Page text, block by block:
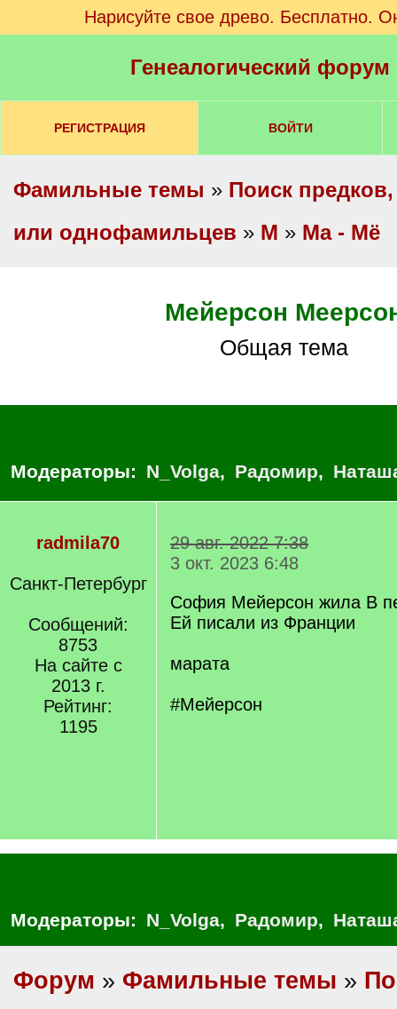
Нарисуйте свое древо. Бесплатно.
Генеалогический
РЕГИСТРАЦИЯ ВОЙТИ
Фамильные темы » Поиск
или однофамильцев » М » Ма - Мё
Мейерсон
Общая тема
Модераторы: N_Volga, Радомир,
radmila70
Санкт-Петербург
Сообщений:
8753
На сайте с
2013 г.
Рейтинг:
1195
29 авг. 2022 7:38
3 окт. 2023 6:48
София Мейерсон жила В
Ей писали из Франции
марата
#Мейерсон
Модераторы: N_Volga, Радомир,
Форум » Фамильные темы »